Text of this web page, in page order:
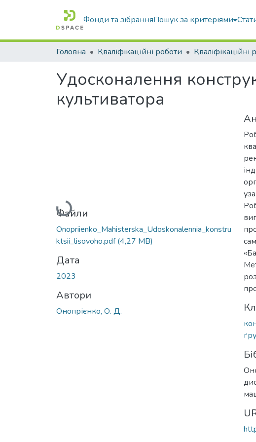
Фонди та зібранняПошук за критеріями
Головна Кваліфікаційні роботи
Удосконалення
культиватора
Вантажиться...
Файли
Onopriienko_Mahisterska_Udoskonalennia_konstru
ktsii_lisovoho.pdf(4,27 MB)
Дата
2023
Автори
Онопрієнко, О. Д.